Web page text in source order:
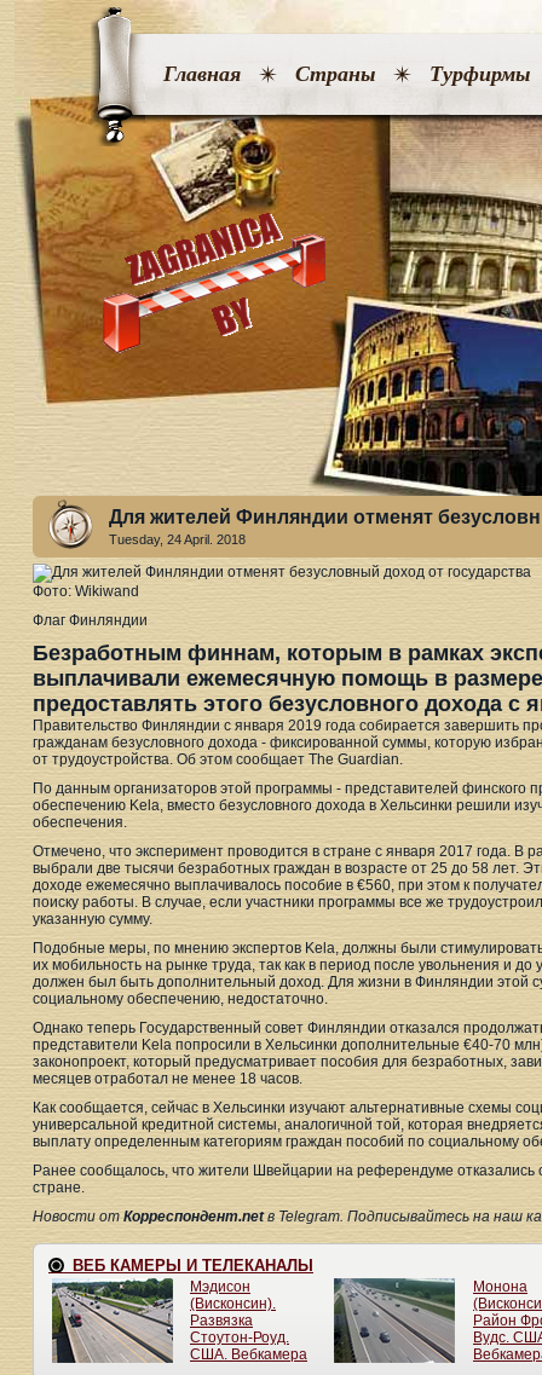
Главная Страны Турфирмы
Для жителей Финляндии отменят
Tuesday, 24 April. 2018
Фото: Wikiwand
Флаг Финляндии
Безработным финнам, которым в рамках
выплачивали ежемесячную помощь в
предоставлять этого безусловного дохода с
Правительство Финляндии с января 2019 года собирается завершить
гражданам безусловного дохода - фиксированной суммы, которую
от трудоустройства. Об этом сообщает The Guardian.
По данным организаторов этой программы - представителей финского
обеспечению Kela, вместо безусловного дохода в Хельсинки решили
обеспечения.
Отмечено, что эксперимент проводится в стране с января 2017 года. В
выбрали две тысячи безработных граждан в возрасте от 25 до 58 лет.
доходе ежемесячно выплачивалось пособие в €560, при этом к
поиску работы. В случае, если участники программы все же
указанную сумму.
Подобные меры, по мнению экспертов Kela, должны были
их мобильность на рынке труда, так как в период после увольнения и
должен был быть дополнительный доход. Для жизни в Финляндии этой
социальному обеспечению, недостаточно.
Однако теперь Государственный совет Финляндии отказался
представители Kela попросили в Хельсинки дополнительные €40-70
законопроект, который предусматривает пособия для безработных,
месяцев отработал не менее 18 часов.
Как сообщается, сейчас в Хельсинки изучают альтернативные схемы
универсальной кредитной системы, аналогичной той, которая
выплату определенным категориям граждан пособий по социальному
Ранее сообщалось, что жители Швейцарии на референдуме отказались
стране.
Новости от Корреспондент.netв Telegram. Подписывайтесь на наш